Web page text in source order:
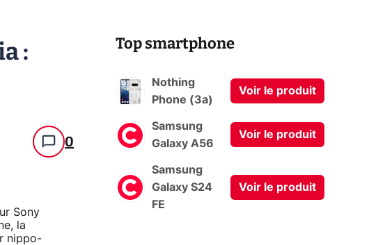
:
0
Sony
la
nippo-
Top smartphone
Nothing
Phone (3a)
Voir le produit
Samsung
Galaxy A56
Voir le produit
Samsung
Galaxy S24
FE
Voir le produit